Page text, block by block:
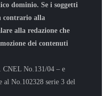
dominio. Se i soggetti
contrario alla
alla redazione che
dei contenuti
No.131/04 – e
No.102328 serie 3 del